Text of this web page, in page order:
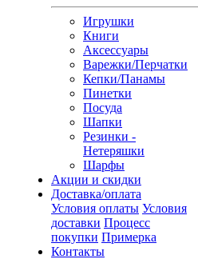
Игрушки
Книги
Аксессуары
Варежки/Перчатки
Кепки/Панамы
Пинетки
Посуда
Шапки
Резинки -
Нетеряшки
Шарфы
Акции и скидки
Доставка/оплата
Условия оплаты Условия
доставки Процесс
покупки Примерка
Контакты